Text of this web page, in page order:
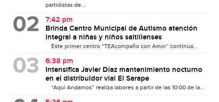
partidistas de...
7:42 pm
Brinda Centro Municipal de Autismo atención
integral a niñas y niños saltillenses
Este primer centro “TEAcompaño con Amor” continúa...
6:38 pm
Intensifica Javier Díaz mantenimiento nocturno
en el distribuidor vial El Sarape
“Aquí Andamos” realiza labores a partir de las 10:00 de la...